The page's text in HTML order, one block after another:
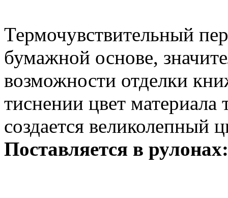
Термочувствительный
бумажной основе,
возможности отделки
тиснении цвет материала
создается великолепный
Поставляется в